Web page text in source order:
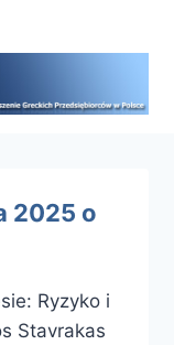
2025 o
Ryzyko i
Stavrakas